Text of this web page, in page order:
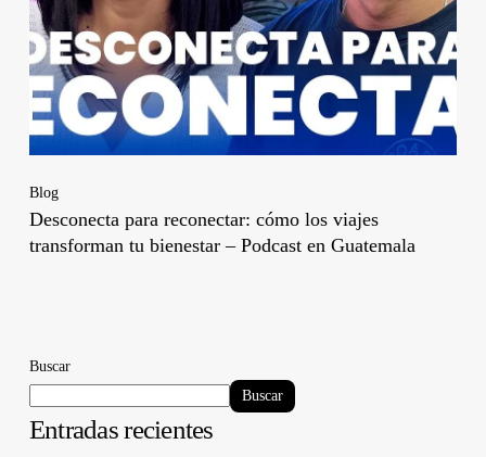
Blog
Desconecta para reconectar: cómo los viajes
transforman tu bienestar – Podcast en Guatemala
Buscar
Buscar
Entradas recientes